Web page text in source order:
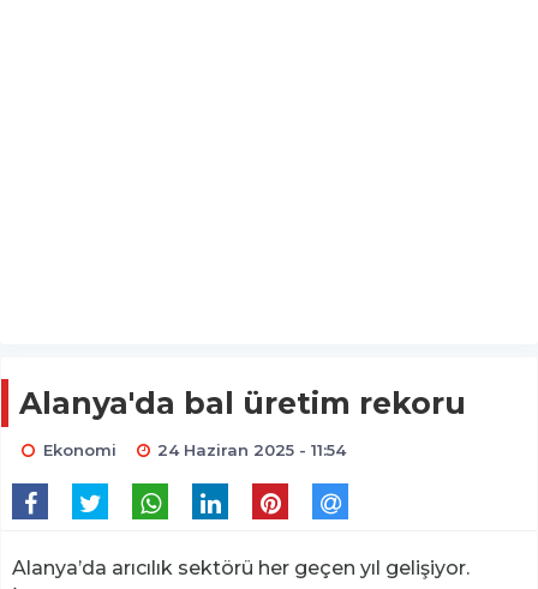
Alanya'da bal üretim rekoru
Ekonomi 24 Haziran 2025 - 11:54
Alanya’da arıcılık sektörü her geçen yıl gelişiyor.